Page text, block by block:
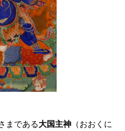
まである大国主神 （おおくに